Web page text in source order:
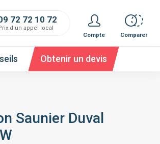
72 72 10 72
d'un appel local
Compte
Comparer
c'est gratuit et immédiat !
Obtenir un devis
Saunier Duval